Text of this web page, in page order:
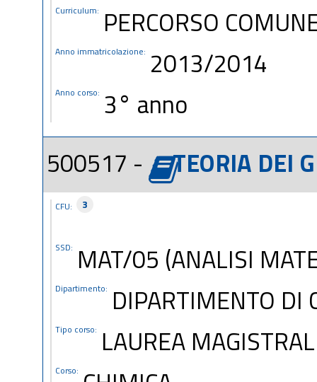
Curriculum: PERCORSO
Anno immatricolazione: 2013/2014
Anno corso: 3° anno
500517 -
TEORIA DEI
CFU: 3
SSD: MAT/05 (ANALISI
Dipartimento: DIPARTIMENTO DI
Tipo corso: LAUREA
Corso: